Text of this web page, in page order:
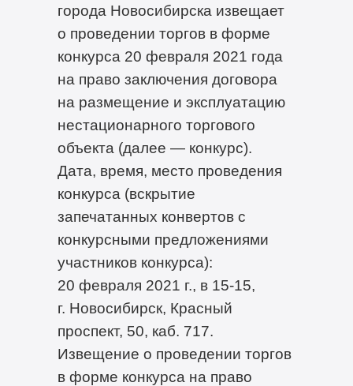
города Новосибирска извещает
о проведении торгов в форме
конкурса 20 февраля 2021 года
на право заключения договора
на размещение и эксплуатацию
нестационарного торгового
объекта (далее — конкурс).
Дата, время, место проведения
конкурса (вскрытие
запечатанных конвертов с
конкурсными предложениями
участников конкурса):
20 февраля 2021 г., в 15-15,
г. Новосибирск, Красный
проспект, 50, каб. 717.
Извещение о проведении торгов
в форме конкурса на право